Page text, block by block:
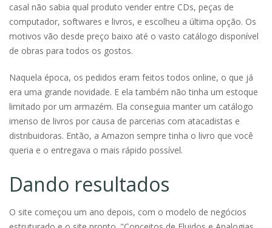
casal não sabia qual produto vender entre CDs, peças de
computador, softwares e livros, e escolheu a última opção. Os
motivos vão desde preço baixo até o vasto catálogo disponível
de obras para todos os gostos.
Naquela época, os pedidos eram feitos todos online, o que já
era uma grande novidade. E ela também não tinha um estoque
limitado por um armazém. Ela conseguia manter um catálogo
imenso de livros por causa de parcerias com atacadistas e
distribuidoras. Então, a Amazon sempre tinha o livro que você
queria e o entregava o mais rápido possível.
Dando resultados
O site começou um ano depois, com o modelo de negócios